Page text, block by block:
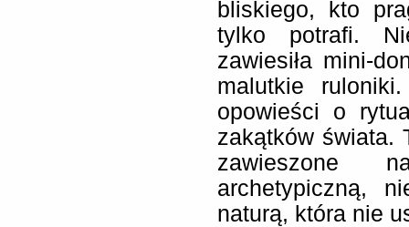
bliskiego, kto
tylko potrafi.
zawiesiła mini-
malutkie
opowieści o
zakątków świata.
zawieszone
archetypiczną,
naturą, która nie